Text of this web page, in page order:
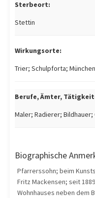
Sterbeort:
Stettin
Wirkungsorte:
Trier; Schulpforta;
Berufe, Ämter,
Maler; Radierer;
Biographische
Pfarrerssohn; beim
Fritz Mackensen; seit
Wohnhauses neben dem